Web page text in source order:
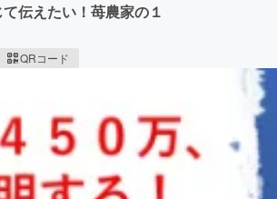
伝えたい！苺農家の１
QRコード